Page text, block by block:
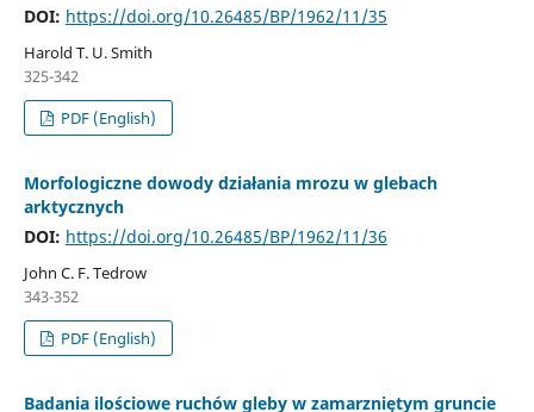
DOI: https://doi.org/10.26485/BP/1962/11/35
Harold T. U. Smith
325-342
PDF (English)
Morfologiczne dowody działania mrozu w glebach
arktycznych
DOI: https://doi.org/10.26485/BP/1962/11/36
John C. F. Tedrow
343-352
PDF (English)
Badania ilościowe ruchów gleby w zamarzniętym gruncie